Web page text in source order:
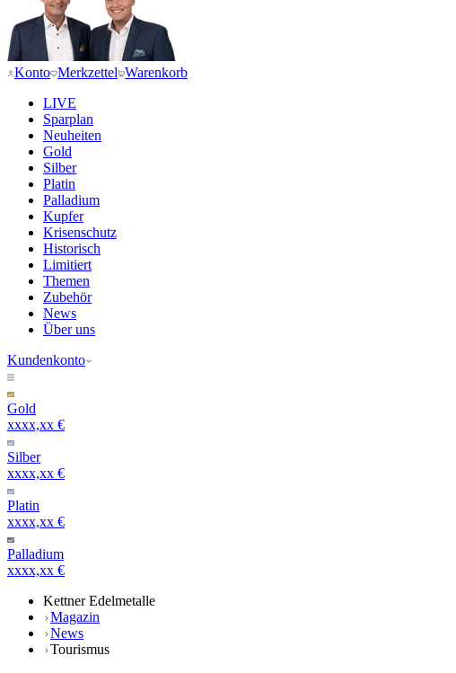
Konto Merkzettel Warenkorb
LIVE
Sparplan
Neuheiten
Gold
Silber
Platin
Palladium
Kupfer
Krisenschutz
Historisch
Limitiert
Themen
Zubehör
News
Über uns
Kundenkonto
Gold
xxxx,xx €
Silber
xxxx,xx €
Platin
xxxx,xx €
Palladium
xxxx,xx €
Kettner Edelmetalle
Magazin
News
Tourismus